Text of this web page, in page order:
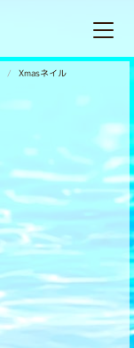
Xmasネイル